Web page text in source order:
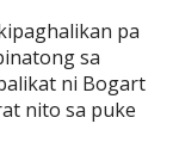
pa
sa
ni Bogart
nito sa puke